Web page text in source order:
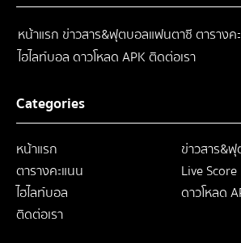
หน้าแรก ข่าวสาร&ฟุตบอลแฟนตาซีตารางค
ไฮไลท์บอลดาวโหลด APKติดต่อเรา
Categories
หน้าแรก
ข่าวสาร&
ตารางคะแนน
Live Score
ไฮไลท์บอล
ดาวโหลด
ติดต่อเรา